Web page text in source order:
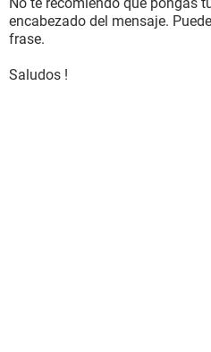
encabezado del mensaje.
frase.
Saludos !